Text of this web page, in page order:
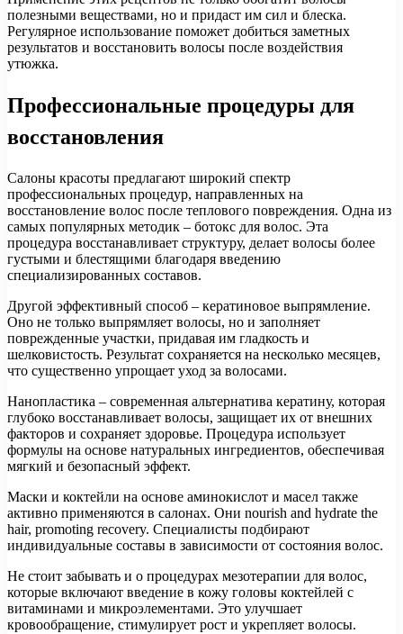
полезными веществами, но и придаст им сил и блеска.
Регулярное использование поможет добиться заметных
результатов и восстановить волосы после воздействия
утюжка.
Профессиональные процедуры для
восстановления
Салоны красоты предлагают широкий спектр
профессиональных процедур, направленных на
восстановление волос после теплового повреждения. Одна из
самых популярных методик – ботокс для волос. Эта
процедура восстанавливает структуру, делает волосы более
густыми и блестящими благодаря введению
специализированных составов.
Другой эффективный способ – кератиновое выпрямление.
Оно не только выпрямляет волосы, но и заполняет
поврежденные участки, придавая им гладкость и
шелковистость. Результат сохраняется на несколько месяцев,
что существенно упрощает уход за волосами.
Нанопластика – современная альтернатива кератину, которая
глубоко восстанавливает волосы, защищает их от внешних
факторов и сохраняет здоровье. Процедура использует
формулы на основе натуральных ингредиентов, обеспечивая
мягкий и безопасный эффект.
Маски и коктейли на основе аминокислот и масел также
активно применяются в салонах. Они nourish and hydrate the
hair, promoting recovery. Специалисты подбирают
индивидуальные составы в зависимости от состояния волос.
Не стоит забывать и о процедурах мезотерапии для волос,
которые включают введение в кожу головы коктейлей с
витаминами и микроэлементами. Это улучшает
кровообращение, стимулирует рост и укрепляет волосы.